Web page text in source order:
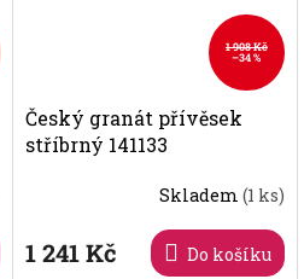
1 908 Kč
–34 %
Český granát přívěsek
stříbrný 141133
Skladem (1 ks)
1 241 Kč Do košíku